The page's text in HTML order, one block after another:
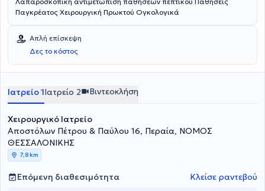
Παγκρέατος Χειρουργική Πρωκτού Ογκολογικά
Απλή επίσκεψη
Δες το κόστος
Ιατρείο 1Ιατρείο 2 Βιντεοκλήση
Χειρουργικό Ιατρείο
Αποστόλων Πέτρου & Παύλου 16, Περαία, ΝΟΜΟΣ
ΘΕΣΣΑΛΟΝΙΚΗΣ
7,8 km
Επόμενη διαθεσιμότητα Κλείσε ραντεβού